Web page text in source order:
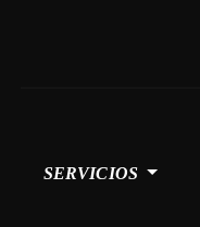
SERVICIOS